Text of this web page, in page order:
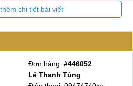
Air
1.400.000
6 tháng
ép kính không được thực hiện
chi tiết bài viết
Đơn hàng: #434721
Anh Thiện